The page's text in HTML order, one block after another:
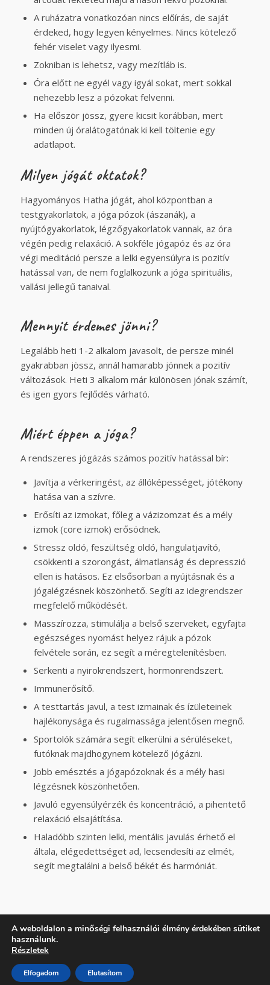
A ruházatra vonatkozóan nincs előírás, de saját
érdeked, hogy legyen kényelmes. Nincs kötelező
fehér viselet vagy ilyesmi.
Zokniban is lehetsz, vagy mezítláb is.
Óra előtt ne egyél vagy igyál sokat, mert sokkal
nehezebb lesz a pózokat felvenni.
Ha először jössz, gyere kicsit korábban, mert
minden új óralátogatónak ki kell töltenie egy
adatlapot.
Milyen jógát oktatok?
Hagyományos Hatha jógát, ahol központban a
testgyakorlatok, a jóga pózok (ászanák), a
nyújtógyakorlatok, légzőgyakorlatok vannak, az óra
végén pedig relaxáció. A sokféle jógapóz és az óra
végi meditáció persze a lelki egyensúlyra is pozitív
hatással van, de nem foglalkozunk a jóga spirituális,
vallási jellegű tanaival.
Mennyit érdemes jönni?
Legalább heti 1-2 alkalom javasolt, de persze minél
gyakrabban jössz, annál hamarabb jönnek a pozitív
változások. Heti 3 alkalom már különösen jónak számít,
és igen gyors fejlődés várható.
Miért éppen a jóga?
A rendszeres jógázás számos pozitív hatással bír:
Javítja a vérkeringést, az állóképességet, jótékony
hatása van a szívre.
Erősíti az izmokat, főleg a vázizomzat és a mély
izmok (core izmok) erősödnek.
Stressz oldó, feszültség oldó, hangulatjavító,
csökkenti a szorongást, álmatlanság és depresszió
ellen is hatásos. Ez elsősorban a nyújtásnak és a
jógalégzésnek köszönhető. Segíti az idegrendszer
megfelelő működését.
Masszírozza, stimulálja a belső szerveket, egyfajta
egészséges nyomást helyez rájuk a pózok
felvétele során, ez segít a méregtelenítésben.
Serkenti a nyirokrendszert, hormonrendszert.
Immunerősítő.
A testtartás javul, a test izmainak és ízületeinek
hajlékonysága és rugalmassága jelentősen megnő.
Sportolók számára segít elkerülni a sérüléseket,
futóknak majdhogynem kötelező jógázni.
Jobb emésztés a jógapózoknak és a mély hasi
légzésnek köszönhetően.
Javuló egyensúlyérzék és koncentráció, a pihentető
relaxáció elsajátítása.
Haladóbb szinten lelki, mentális javulás érhető el
általa, elégedettséget ad, lecsendesíti az elmét,
segít megtalálni a belső békét és harmóniát.
2026 © Copyright gabor-joga.hu | A weboldalon szereplő minden
Kezdőlap
ÁSZF Adatkezelési Tájékoztató
Cookie Nyilatkozat
A weboldalon a minőségi felhasználói élmény érdekében sütiket
használunk.
Részletek
Elfogadom Elutasítom